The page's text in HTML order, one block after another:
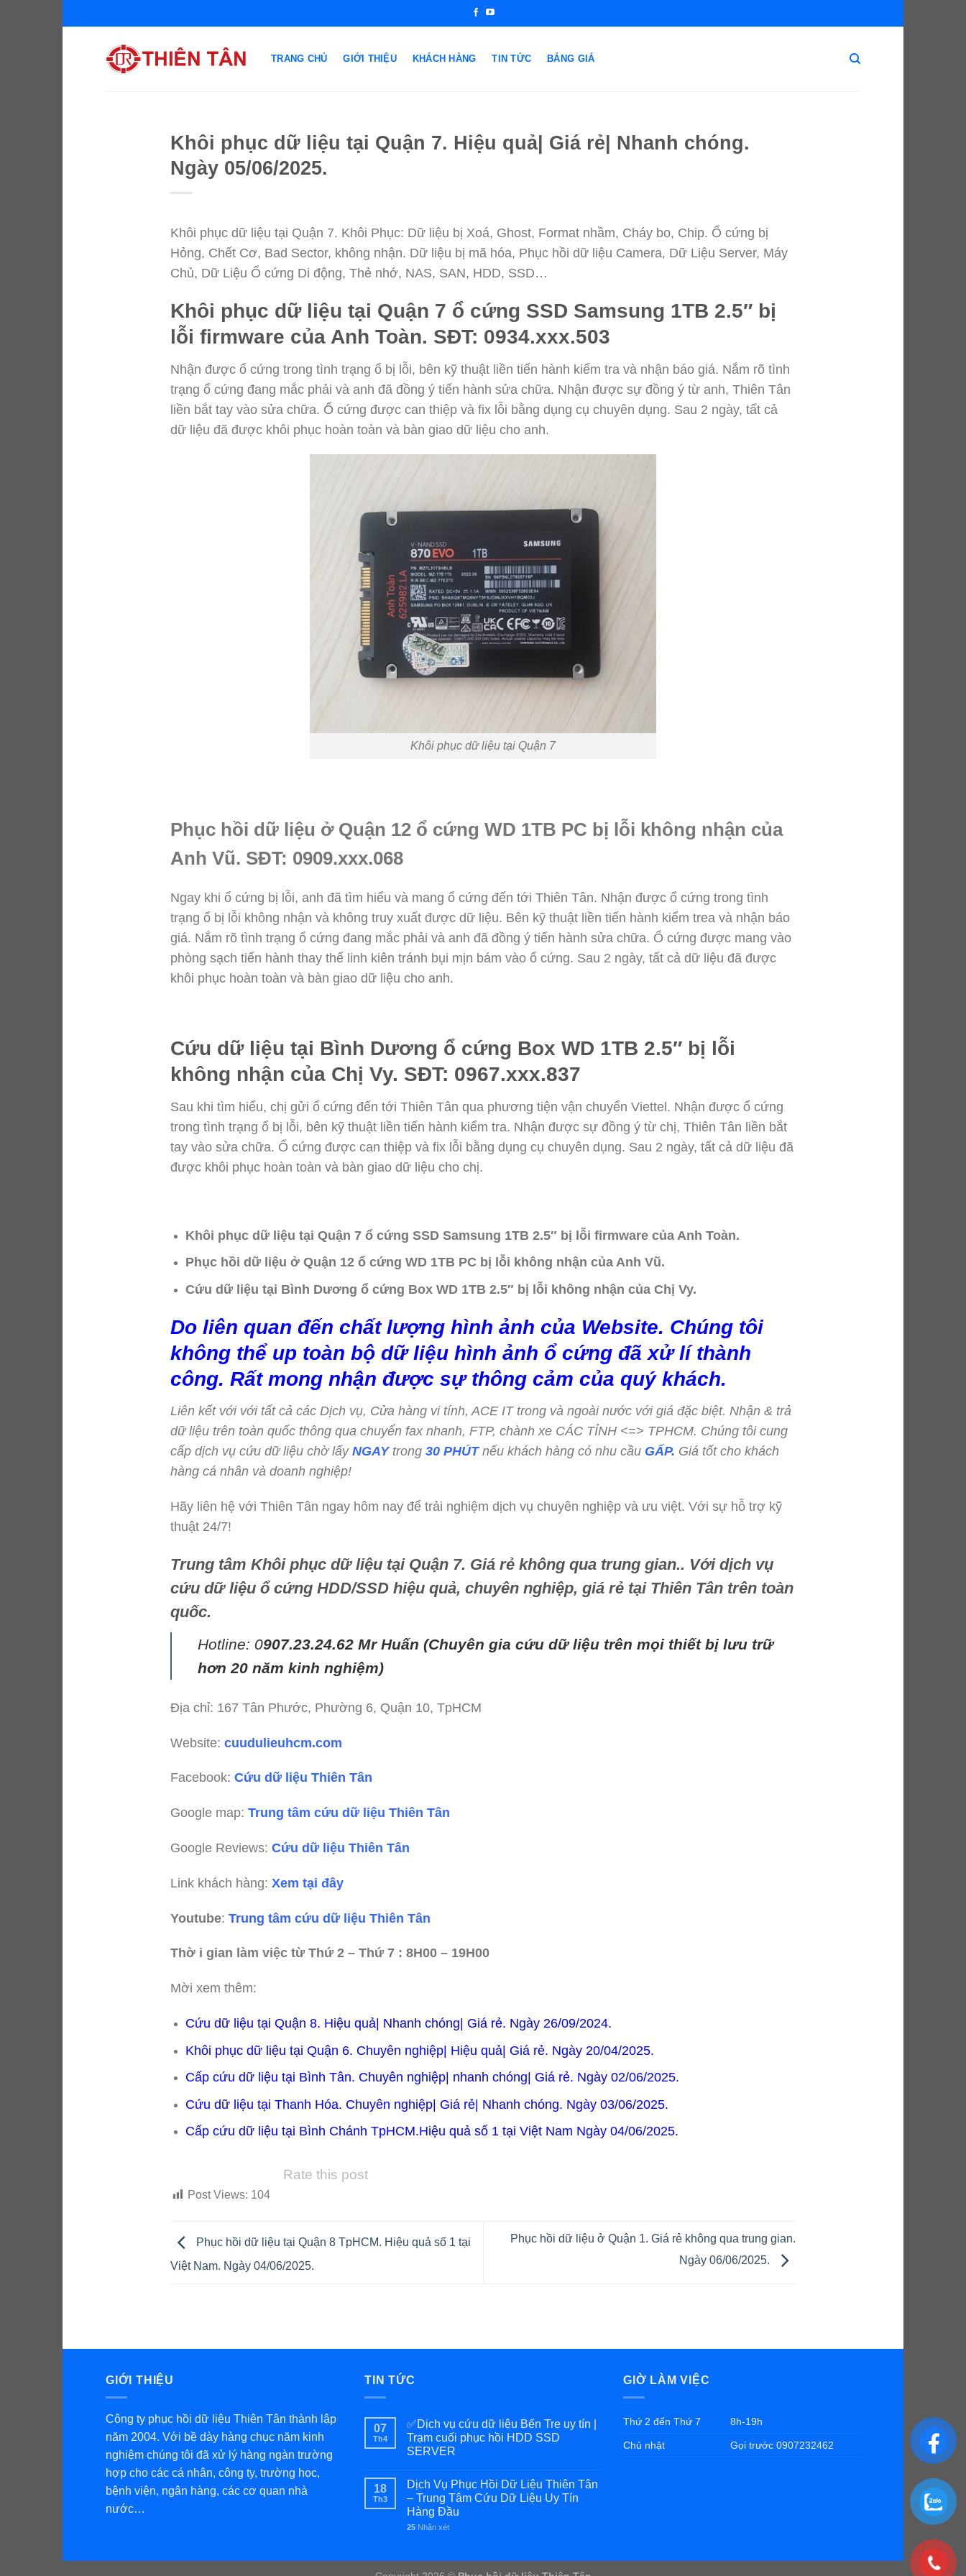
đến
TRANG CHỦ GIỚI THIỆU KHÁCH HÀNG TIN TỨC BẢNG GIÁ
Khôi phục dữ liệu tại Quận 7. Hiệu quả| Giá rẻ| Nhanh chóng.
Ngày 05/06/2025.
Khôi phục dữ liệu tại Quận 7. Khôi Phục: Dữ liệu bị Xoá, Ghost, Format nhầm, Cháy bo, Chip. Ổ cứng bị
Hỏng, Chết Cơ, Bad Sector, không nhận. Dữ liệu bị mã hóa, Phục hồi dữ liệu Camera, Dữ Liệu Server, Máy
Chủ, Dữ Liệu Ổ cứng Di động, Thẻ nhớ, NAS, SAN, HDD, SSD…
Khôi phục dữ liệu tại Quận 7 ổ cứng SSD Samsung 1TB 2.5″ bị
lỗi firmware của Anh Toàn. SĐT: 0934.xxx.503
Nhận được ổ cứng trong tình trạng ổ bị lỗi, bên kỹ thuật liền tiến hành kiểm tra và nhận báo giá. Nắm rõ tình
trạng ổ cứng đang mắc phải và anh đã đồng ý tiến hành sửa chữa. Nhận được sự đồng ý từ anh, Thiên Tân
liền bắt tay vào sửa chữa. Ổ cứng được can thiệp và fix lỗi bằng dụng cụ chuyên dụng. Sau 2 ngày, tất cả
dữ liệu đã được khôi phục hoàn toàn và bàn giao dữ liệu cho anh.
Khôi phục dữ liệu tại Quận 7
Phục hồi dữ liệu ở Quận 12 ổ cứng WD 1TB PC bị lỗi không nhận của
Anh Vũ. SĐT: 0909.xxx.068
Ngay khi ổ cứng bị lỗi, anh đã tìm hiểu và mang ổ cứng đến tới Thiên Tân. Nhận được ổ cứng trong tình
trạng ổ bị lỗi không nhận và không truy xuất được dữ liệu. Bên kỹ thuật liền tiến hành kiểm trea và nhận báo
giá. Nắm rõ tình trạng ổ cứng đang mắc phải và anh đã đồng ý tiến hành sửa chữa. Ổ cứng được mang vào
phòng sạch tiến hành thay thế linh kiên tránh bụi mịn bám vào ổ cứng. Sau 2 ngày, tất cả dữ liệu đã được
khôi phục hoàn toàn và bàn giao dữ liệu cho anh.
Cứu dữ liệu tại Bình Dương ổ cứng Box WD 1TB 2.5″ bị lỗi
không nhận của Chị Vy. SĐT: 0967.xxx.837
Sau khi tìm hiểu, chị gửi ổ cứng đến tới Thiên Tân qua phương tiện vận chuyển Viettel. Nhận được ổ cứng
trong tình trạng ổ bị lỗi, bên kỹ thuật liền tiến hành kiểm tra. Nhận được sự đồng ý từ chị, Thiên Tân liền bắt
tay vào sửa chữa. Ổ cứng được can thiệp và fix lỗi bằng dụng cụ chuyên dụng. Sau 2 ngày, tất cả dữ liệu đã
được khôi phục hoàn toàn và bàn giao dữ liệu cho chị.
Khôi phục dữ liệu tại Quận 7 ổ cứng SSD Samsung 1TB 2.5″ bị lỗi firmware của Anh Toàn.
Phục hồi dữ liệu ở Quận 12 ổ cứng WD 1TB PC bị lỗi không nhận của Anh Vũ.
Cứu dữ liệu tại Bình Dương ổ cứng Box WD 1TB 2.5″ bị lỗi không nhận của Chị Vy.
Do liên quan đến chất lượng hình ảnh của Website. Chúng tôi
không thể up toàn bộ dữ liệu hình ảnh ổ cứng đã xử lí thành
công. Rất mong nhận được sự thông cảm của quý khách.
Liên kết với với tất cả các Dịch vụ, Cửa hàng vi tính, ACE IT trong và ngoài nước với giá đặc biệt. Nhận & trả
dữ liệu trên toàn quốc thông qua chuyển fax nhanh, FTP, chành xe CÁC TỈNH <=> TPHCM. Chúng tôi cung
cấp dịch vụ cứu dữ liệu chờ lấy NGAYtrong 30 PHÚTnếu khách hàng có nhu cầu GẤP. Giá tốt cho khách
hàng cá nhân và doanh nghiệp!
Hãy liên hệ với Thiên Tân ngay hôm nay để trải nghiệm dịch vụ chuyên nghiệp và ưu việt. Với sự hỗ trợ kỹ
thuật 24/7!
Trung tâm Khôi phục dữ liệu tại Quận 7. Giá rẻ không qua trung gian.. Với dịch vụ
cứu dữ liệu ổ cứng HDD/SSD hiệu quả, chuyên nghiệp, giá rẻ tại Thiên Tân trên toàn
quốc.
Hotline: 0907.23.24.62 Mr Huấn (Chuyên gia cứu dữ liệu trên mọi thiết bị lưu trữ
hơn 20 năm kinh nghiệm)
Địa chỉ: 167 Tân Phước, Phường 6, Quận 10, TpHCM
Website: cuudulieuhcm.com
Facebook: Cứu dữ liệu Thiên Tân
Google map: Trung tâm cứu dữ liệu Thiên Tân
Google Reviews: Cứu dữ liệu Thiên Tân
Link khách hàng: Xem tại đây
Youtube: Trung tâm cứu dữ liệu Thiên Tân
Thờ i gian làm việc từ Thứ 2 – Thứ 7 : 8H00 – 19H00
Mời xem thêm:
Cứu dữ liệu tại Quận 8. Hiệu quả| Nhanh chóng| Giá rẻ. Ngày 26/09/2024.
Khôi phục dữ liệu tại Quận 6. Chuyên nghiệp| Hiệu quả| Giá rẻ. Ngày 20/04/2025.
Cấp cứu dữ liệu tại Bình Tân. Chuyên nghiệp| nhanh chóng| Giá rẻ. Ngày 02/06/2025.
Cứu dữ liệu tại Thanh Hóa. Chuyên nghiệp| Giá rẻ| Nhanh chóng. Ngày 03/06/2025.
Cấp cứu dữ liệu tại Bình Chánh TpHCM.Hiệu quả số 1 tại Việt Nam Ngày 04/06/2025.
Rate this post
Post Views: 104
Phục hồi dữ liệu tại Quận 8 TpHCM. Hiệu quả số 1 tại
Việt Nam. Ngày 04/06/2025.
Phục hồi dữ liệu ở Quận 1. Giá rẻ không qua trung gian.
Ngày 06/06/2025.
GIỚI THIỆU
Công ty phục hồi dữ liệu Thiên Tân thành lập
năm 2004. Với bề dày hàng chục năm kinh
nghiệm chúng tôi đã xử lý hàng ngàn trường
hợp cho các cá nhân, công ty, trường học,
bệnh viện, ngân hàng, các cơ quan nhà
nước…
TIN TỨC
07
Th4
✅Dịch vụ cứu dữ liệu Bến Tre uy tín |
Trạm cuối phục hồi HDD SSD
SERVER
18
Th3
Dịch Vụ Phục Hồi Dữ Liệu Thiên Tân
– Trung Tâm Cứu Dữ Liệu Uy Tín
Hàng Đầu
25 Nhận xét
GIỜ LÀM VIỆC
Thứ 2 đến Thứ 7 8h-19h
Chủ nhật Gọi trước 0907232462